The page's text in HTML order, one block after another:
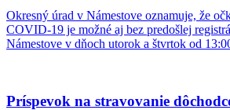
Okresný úrad v Námestove oznamuje, že
COVID-19 je možné aj bez predošlej
Námestove v dňoch utorok a štvrtok od
Príspevok na stravovanie